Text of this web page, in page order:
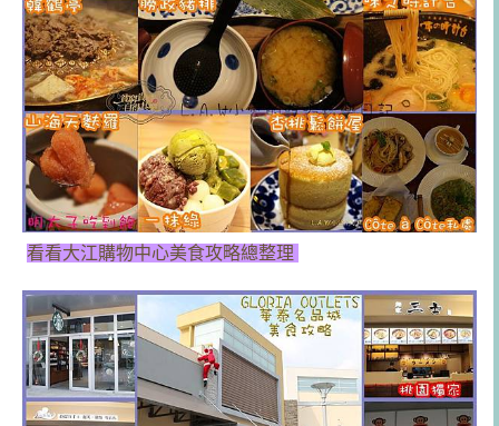
看看大江購物中心美食攻略總整理